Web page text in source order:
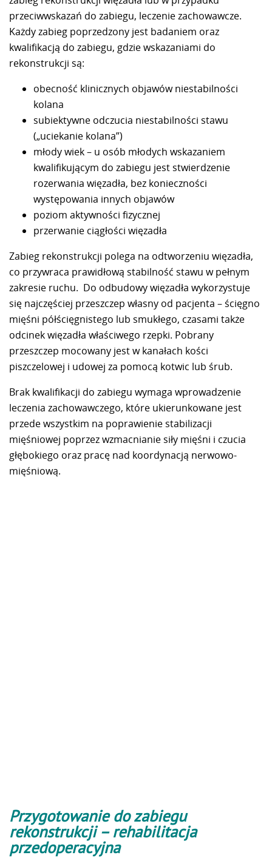
przeciwwskazań do zabiegu, leczenie zachowawcze.
Każdy zabieg poprzedzony jest badaniem oraz
kwalifikacją do zabiegu, gdzie wskazaniami do
rekonstrukcji są:
obecność klinicznych objawów niestabilności
kolana
subiektywne odczucia niestabilności stawu
(„uciekanie kolana”)
młody wiek – u osób młodych wskazaniem
kwalifikującym do zabiegu jest stwierdzenie
rozerwania więzadła, bez konieczności
występowania innych objawów
poziom aktywności fizycznej
przerwanie ciągłości więzadła
Zabieg rekonstrukcji polega na odtworzeniu więzadła,
co przywraca prawidłową stabilność stawu w pełnym
zakresie ruchu. Do odbudowy więzadła wykorzystuje
się najczęściej przeszczep własny od pacjenta – ścięgno
mięśni półścięgnistego lub smukłego, czasami także
odcinek więzadła właściwego rzepki. Pobrany
przeszczep mocowany jest w kanałach kości
piszczelowej i udowej za pomocą kotwic lub śrub.
Brak kwalifikacji do zabiegu wymaga wprowadzenie
leczenia zachowawczego, które ukierunkowane jest
przede wszystkim na poprawienie stabilizacji
mięśniowej poprzez wzmacnianie siły mięśni i czucia
głębokiego oraz pracę nad koordynacją nerwowo-
mięśniową.
Przygotowanie do zabiegu
rekonstrukcji – rehabilitacja
przedoperacyjna